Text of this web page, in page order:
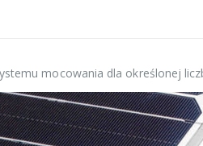
mocowania dla określonej